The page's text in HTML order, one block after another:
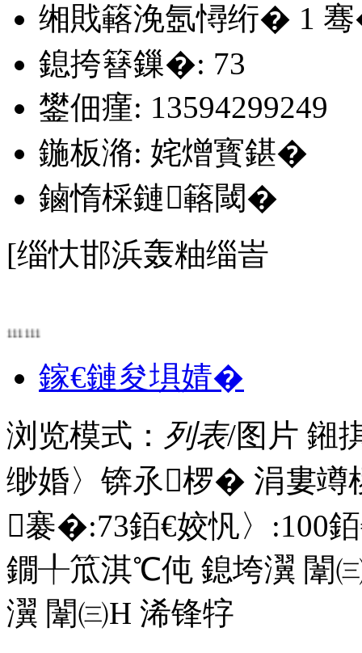
缃戝簵浼氬憳绗� 1
鎴挎簮鏁�: 73
鐢佃瘽: 13594299249
鍦板潃: 姹熷寳鍖�
鏀惰棌鏈簵閾�
[缁忕邯浜轰粙缁峕
鎵€鏈夋埧婧�
浏览模式： 列表/图片 鎺
缈婚〉锛氶椤� 涓婁
褰�:73銆€姣忛〉:100
鐗╀笟淇℃伅 鎴垮瀷 闈
瀷 闈㈢Н 浠锋牸